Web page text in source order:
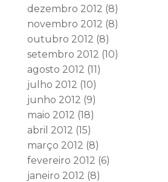
dezembro 2012 (8)
novembro 2012 (8)
outubro 2012 (8)
setembro 2012 (10)
agosto 2012 (11)
julho 2012 (10)
junho 2012 (9)
maio 2012 (18)
abril 2012 (15)
março 2012 (8)
fevereiro 2012 (6)
janeiro 2012 (8)